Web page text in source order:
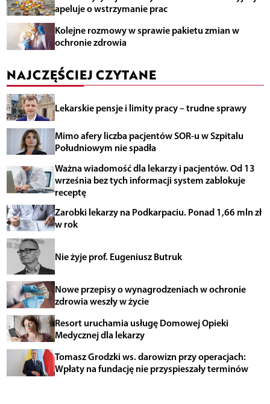
apeluje o wstrzymanie prac
Kolejne rozmowy w sprawie pakietu zmian w
ochronie zdrowia
NAJCZĘŚCIEJ CZYTANE
Lekarskie pensje i limity pracy – trudne sprawy
Mimo afery liczba pacjentów SOR-u w Szpitalu
Południowym nie spadła
Ważna wiadomość dla lekarzy i pacjentów. Od 13
września bez tych informacji system zablokuje
receptę
Zarobki lekarzy na Podkarpaciu. Ponad 1,66 mln zł
w rok
Nie żyje prof. Eugeniusz Butruk
Nowe przepisy o wynagrodzeniach w ochronie
zdrowia weszły w życie
Resort uruchamia usługę Domowej Opieki
Medycznej dla lekarzy
Tomasz Grodzki ws. darowizn przy operacjach:
Wpłaty na fundację nie przyspieszały terminów